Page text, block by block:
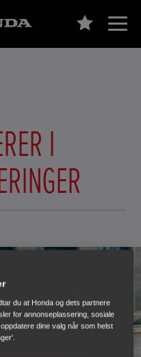
I
du at Honda og dets partnere
for annonseplassering, sosiale
dine valg når som helst